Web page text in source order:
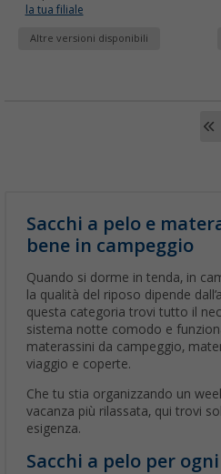
la tua filiale
Altre versioni disponibili
Sacchi a pelo e
bene in campeggio
Quando si dorme in tenda, in
la qualità del riposo dipende
questa categoria trovi tutto il
sistema notte comodo e
materassini da campeggio,
viaggio e coperte.
Che tu stia organizzando un
vacanza più rilassata, qui trovi
esigenza.
Sacchi a pelo per